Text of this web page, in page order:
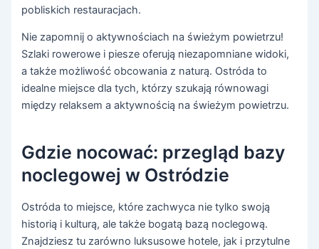
pobliskich restauracjach.
Nie zapomnij o aktywnościach na świeżym powietrzu!
Szlaki rowerowe i piesze oferują niezapomniane widoki,
a także możliwość obcowania z naturą. Ostróda to
idealne miejsce dla tych, którzy szukają równowagi
między relaksem a aktywnością na świeżym powietrzu.
Gdzie nocować: przegląd bazy
noclegowej w Ostródzie
Ostróda to miejsce, które zachwyca nie tylko swoją
historią i kulturą, ale także bogatą bazą noclegową.
Znajdziesz tu zarówno luksusowe hotele, jak i przytulne